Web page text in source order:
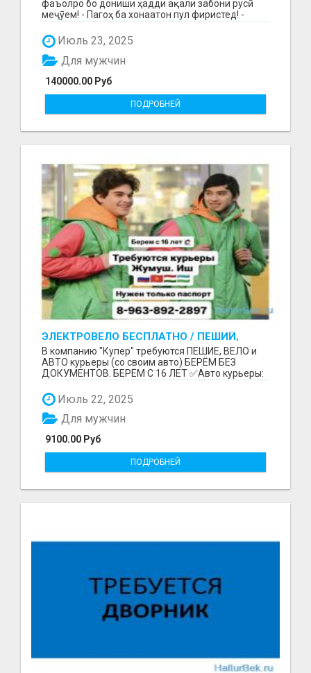
фаъолро бо дониши ҳадди ақали забони русӣ
меҷӯем! - Пагоҳ ба хонаатон пул фиристед! -
Июль 23, 2025
140000.00 Руб
Для мужчин
ПОДРОБНЕЙ
ЭЛЕКТРОВЕЛО БЕСПЛАТНО / ПЕШИЙ,
ВЕЛО, АВТО КУРЬЕРЛЕР / БЕРЕМ БЕЗ
ДОКУМЕНТОВ / ЛЮБОЙ РАЙОН / С 16 ЛЕТ
В компанию "Купер" требуются ПЕШИЕ, ВЕЛО и
АВТО курьеры (со своим авто) БЕРЁМ БЕЗ
ДОКУМЕНТОВ. БЕРЁМ С 16 ЛЕТ ✅Авто курьеры:
Июль 22, 2025
9100.00 Руб
Для мужчин
ПОДРОБНЕЙ